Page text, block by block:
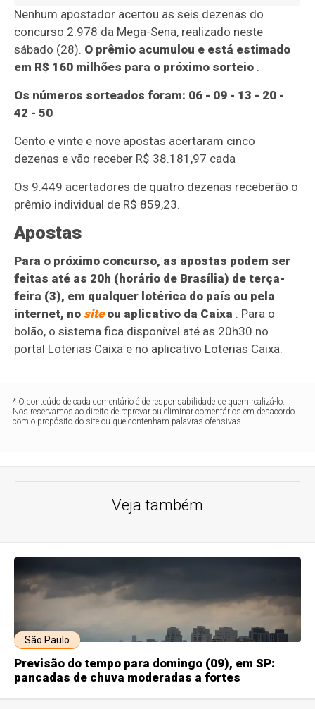
Nenhum apostador acertou as seis dezenas do
concurso 2.978 da Mega-Sena, realizado neste
sábado (28). O prêmio acumulou e está estimado
em R$ 160 milhões para o próximo sorteio .
Os números sorteados foram: 06 - 09 - 13 - 20 -
42 - 50
Cento e vinte e nove apostas acertaram cinco
dezenas e vão receber R$ 38.181,97 cada
Os 9.449 acertadores de quatro dezenas receberão o
prêmio individual de R$ 859,23.
Apostas
Para o próximo concurso, as apostas podem ser
feitas até as 20h (horário de Brasília) de terça-
feira (3), em qualquer lotérica do país ou pela
internet, no site ou aplicativo da Caixa . Para o
bolão, o sistema fica disponível até as 20h30 no
portal Loterias Caixa e no aplicativo Loterias Caixa.
* O conteúdo de cada comentário é de responsabilidade de quem realizá-lo.
Nos reservamos ao direito de reprovar ou eliminar comentários em desacordo
com o propósito do site ou que contenham palavras ofensivas.
Veja também
São Paulo
Previsão do tempo para domingo (09), em SP:
pancadas de chuva moderadas a fortes